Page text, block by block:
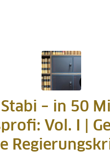
– in 50
Vol. I |